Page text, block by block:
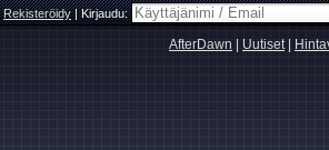
Rekisteröidy|Kirjaudu:
AfterDawn Uutiset|